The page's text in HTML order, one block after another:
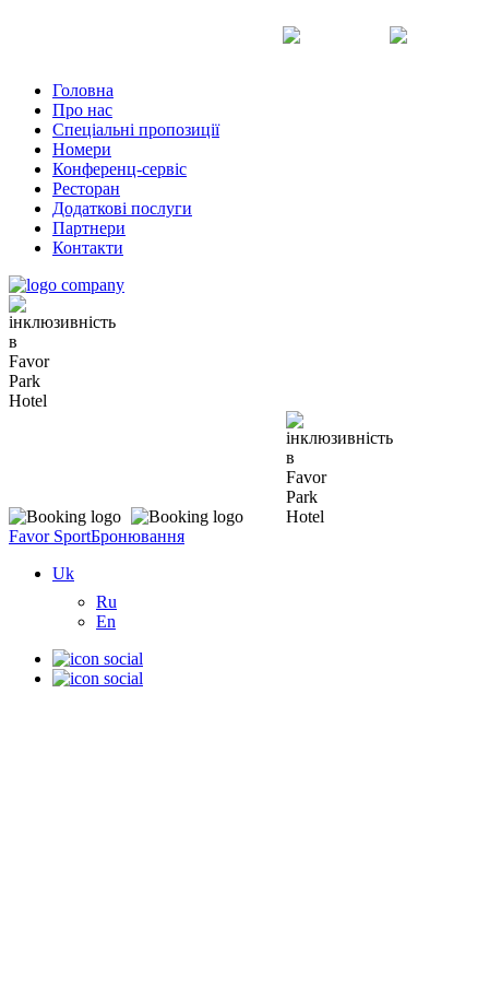
Головна
Про нас
Спеціальні пропозиції
Номери
Конференц-сервіс
Ресторан
Додаткові послуги
Партнери
Контакти
Favor SportБронювання
Uk
Ru
En